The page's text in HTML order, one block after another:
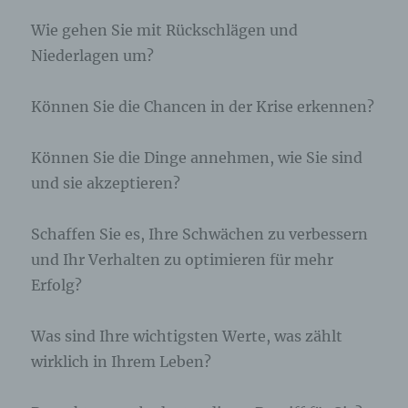
Wie gehen Sie mit Rückschlägen und
Niederlagen um?
Können Sie die Chancen in der Krise erkennen?
Können Sie die Dinge annehmen, wie Sie sind
und sie akzeptieren?
Schaffen Sie es, Ihre Schwächen zu verbessern
und Ihr Verhalten zu optimieren für mehr
Erfolg?
Was sind Ihre wichtigsten Werte, was zählt
wirklich in Ihrem Leben?
Cookies durch unsere Internetseite jederzeit
mittels einer entsprechenden Einstellung des
genutzten Internetbrowsers verhindern und damit
widersprechen. Ferner können bereits gesetzte
ist in allen gängigen Internetbrowsern möglich.
Deaktiviert die betroffene Person die Setzung von
Cookies in dem genutzten Internetbrowser, sind
Internetseite vollumfänglich nutzbar.
Erfassung von allgemeinen Daten und
Informationen
Die Internetseite erfasst mit jedem Aufruf der
Internetseite durch eine betroffene Person oder ein
automatisiertes System eine Reihe von